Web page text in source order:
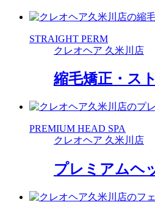
STRAIGHT PERM
クレオヘア 久米川店
縮毛矯正・ス
PREMIUM HEAD SPA
クレオヘア 久米川店
プレミアムヘ